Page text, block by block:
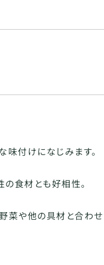
味付けになじみます。
食材とも好相性。
野菜や他の具材と合わせ